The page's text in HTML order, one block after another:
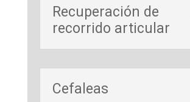
Recuperación de
recorrido articular
Cefaleas